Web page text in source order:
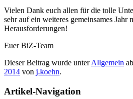
Vie­len Dank euch allen für die tolle
sehr auf ein wei­te­res gemein­sa­mes Jahr
Herausforderungen!
Euer BiZ-Team
Dieser Beitrag wurde unterAllgemein
2014 von j.koehn.
Artikel-Navigation